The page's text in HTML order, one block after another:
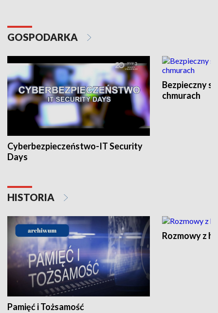
GOSPODARKA
Cyberbezpieczeństwo-IT Security
Days
Bezpieczny
chmurach
HISTORIA
Pamięć i Tożsamość
Rozmowy z